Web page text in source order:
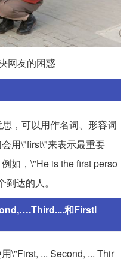
网友的困惑
，可以用作名词、形容词
用\"first\"来表示最重要
如，\"He is the first perso
达的人。
和Firstl
\"First, ... Second, ... Thir